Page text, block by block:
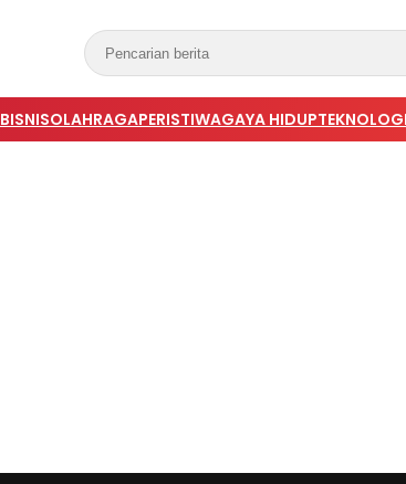
BISNISOLAHRAGAPERISTIWAGAYA HIDUPTEKNOLOGI